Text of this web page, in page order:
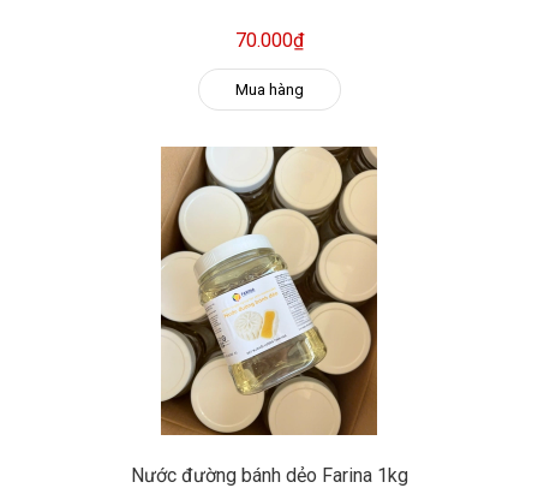
70.000₫
Mua hàng
Nước đường bánh dẻo Farina 1kg